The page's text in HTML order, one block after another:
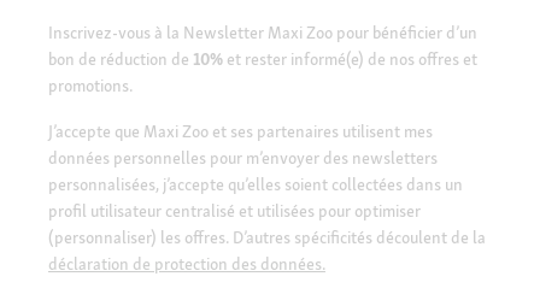
Inscrivez-vous à la Newsletter Maxi Zoo pour bénéficier d’un
bon de réduction de 10% et rester informé(e) de nos offres et
promotions.
J’accepte que Maxi Zoo et ses partenaires utilisent mes
données personnelles pour m’envoyer des newsletters
personnalisées, j’accepte qu’elles soient collectées dans un
profil utilisateur centralisé et utilisées pour optimiser
(personnaliser) les offres. D’autres spécificités découlent de la
déclaration de protection des données.